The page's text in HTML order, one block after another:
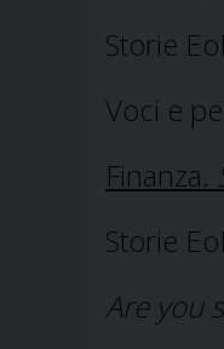
Storie
Voci e
Finanza.
Storie
Are you